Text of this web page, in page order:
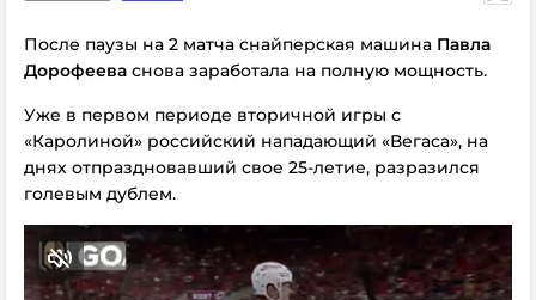
После паузы на 2 матча снайперская машина Павла
Дорофеева снова заработала на полную мощность.
Уже в первом периоде вторичной игры с
«Каролиной» российский нападающий «Вегаса», на
днях отпраздновавший свое 25-летие, разразился
голевым дублем.